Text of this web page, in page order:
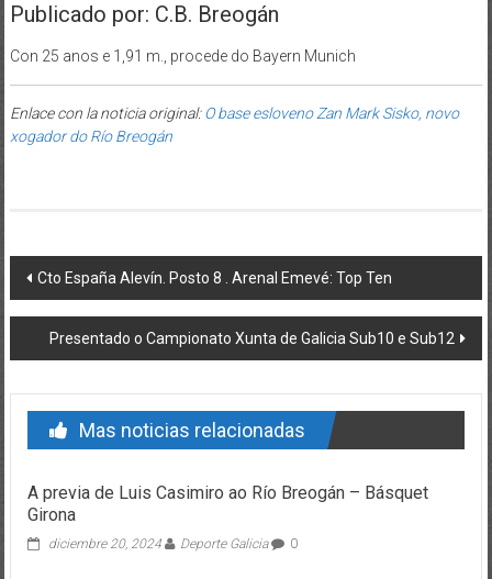
Publicado por: C.B. Breogán
Con 25 anos e 1,91 m., procede do Bayern Munich
Enlace con la noticia original:O base esloveno Zan Mark Sisko, novo
xogador do Río Breogán
Post navigation
Cto España Alevín. Posto 8 . Arenal Emevé: Top Ten
Presentado o Campionato Xunta de Galicia Sub10 e Sub12
Mas noticias relacionadas
A previa de Luis Casimiro ao Río Breogán – Básquet
Girona
diciembre 20, 2024 Deporte Galicia 0